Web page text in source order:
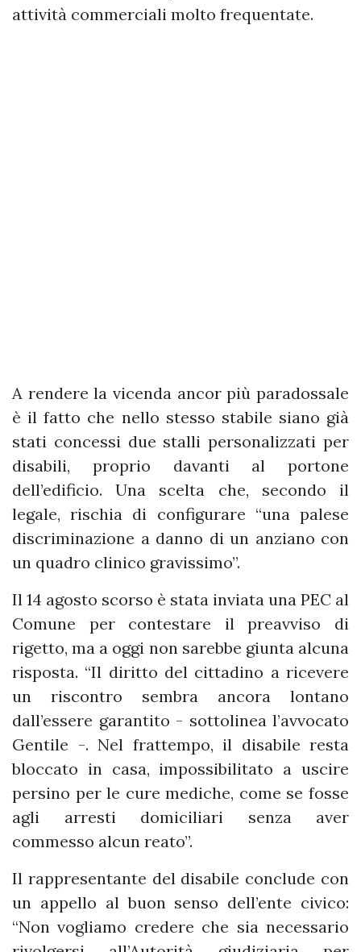
attività commerciali molto frequentate.
A rendere la vicenda ancor più paradossale
è il fatto che nello stesso stabile siano già
stati concessi due stalli personalizzati per
disabili, proprio davanti al portone
dell’edificio. Una scelta che, secondo il
legale, rischia di configurare “una palese
discriminazione a danno di un anziano con
un quadro clinico gravissimo”.
Il 14 agosto scorso è stata inviata una PEC al
Comune per contestare il preavviso di
rigetto, ma a oggi non sarebbe giunta alcuna
risposta. “Il diritto del cittadino a ricevere
un riscontro sembra ancora lontano
dall’essere garantito - sottolinea l’avvocato
Gentile -. Nel frattempo, il disabile resta
bloccato in casa, impossibilitato a uscire
persino per le cure mediche, come se fosse
agli arresti domiciliari senza aver
commesso alcun reato”.
Il rappresentante del disabile conclude con
un appello al buon senso dell’ente civico:
“Non vogliamo credere che sia necessario